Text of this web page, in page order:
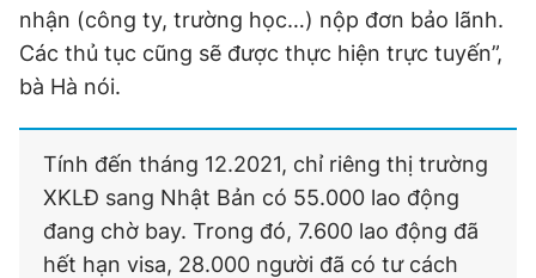
nhận (công ty, trường học…) nộp đơn bảo lãnh.
Các thủ tục cũng sẽ được thực hiện trực tuyến”,
bà Hà nói.
Tính đến tháng 12.2021, chỉ riêng thị trường
XKLĐ sang Nhật Bản có 55.000 lao động
đang chờ bay. Trong đó, 7.600 lao động đã
hết hạn visa, 28.000 người đã có tư cách